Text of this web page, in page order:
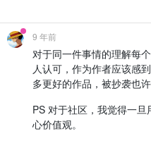
9 年前
对于同一件事情的理解每
人认可，作为作者应该感
多更好的作品，被抄袭也
PS 对于社区，我觉得一
心价值观。